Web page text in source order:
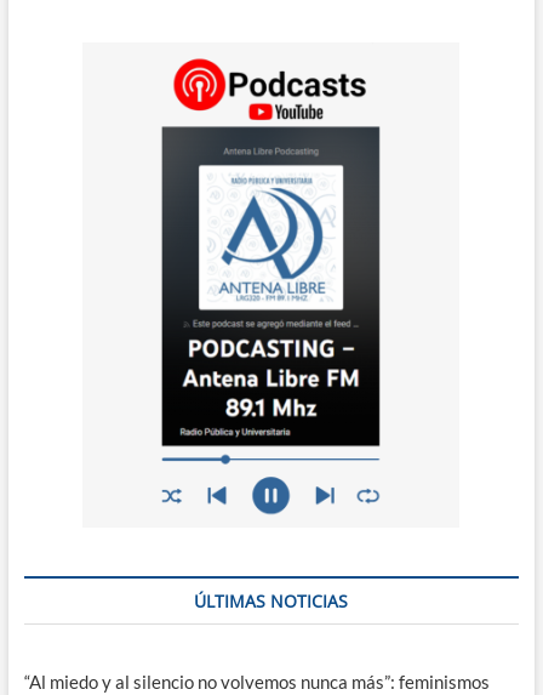
ÚLTIMAS NOTICIAS
“Al miedo y al silencio no volvemos nunca más”: feminismos